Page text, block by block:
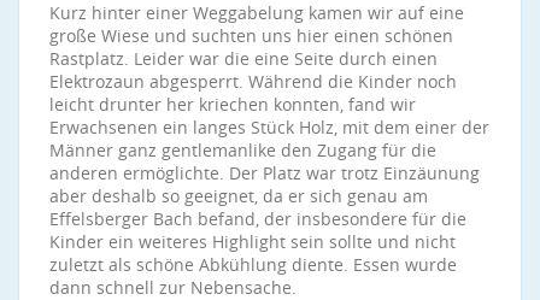
Kurz hinter einer Weggabelung kamen wir auf eine
große Wiese und suchten uns hier einen schönen
Rastplatz. Leider war die eine Seite durch einen
Elektrozaun abgesperrt. Während die Kinder noch
leicht drunter her kriechen konnten, fand wir
Erwachsenen ein langes Stück Holz, mit dem einer der
Männer ganz gentlemanlike den Zugang für die
anderen ermöglichte. Der Platz war trotz Einzäunung
aber deshalb so geeignet, da er sich genau am
Effelsberger Bach befand, der insbesondere für die
Kinder ein weiteres Highlight sein sollte und nicht
zuletzt als schöne Abkühlung diente. Essen wurde
dann schnell zur Nebensache.